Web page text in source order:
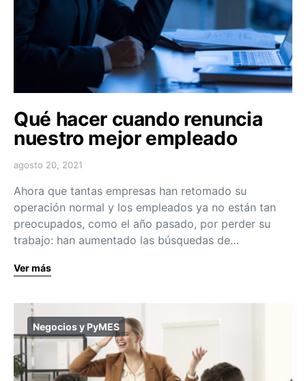
Qué hacer cuando renuncia
nuestro mejor empleado
agosto 20, 2021
Ahora que tantas empresas han retomado su
operación normal y los empleados ya no están tan
preocupados, como el año pasado, por perder su
trabajo: han aumentado las búsquedas de…
Ver más
Negocios y PyMES